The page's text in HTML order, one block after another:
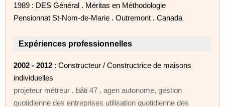
1989 : DES Général . Méritas en Méthodologie
Pensionnat St-Nom-de-Marie . Outremont . Canada
Expériences professionnelles
2002 - 2012 : Constructeur / Constructrice de maisons
individuelles
projeteur métreur . bâti 47 . agen autonome, gestion
quotidienne des entreprises utilisation quotidienne des